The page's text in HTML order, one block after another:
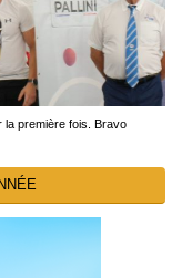
la première fois. Bravo